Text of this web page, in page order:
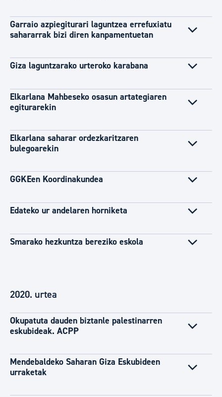
Garraio azpiegiturari laguntzea errefuxiatu
sahararrak bizi diren kanpamentuetan
Giza laguntzarako urteroko karabana
Elkarlana Mahbeseko osasun artategiaren
egiturarekin
Elkarlana saharar ordezkaritzaren
bulegoarekin
GGKEen Koordinakundea
Edateko ur andelaren horniketa
Smarako hezkuntza bereziko eskola
2020. urtea
Okupatuta dauden biztanle palestinarren
eskubideak. ACPP
Mendebaldeko Saharan Giza Eskubideen
urraketak